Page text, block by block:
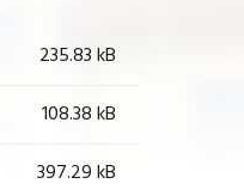
235.83 kB
108.38 kB
397.29 kB